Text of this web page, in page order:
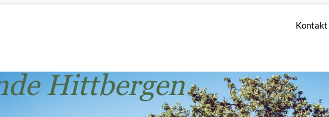
Kontakt
Hittbergen